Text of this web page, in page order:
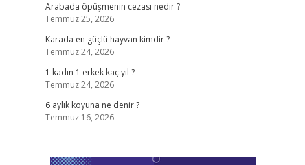
Arabada öpüşmenin cezası nedir ?
Temmuz 25, 2026
Karada en güçlü hayvan kimdir ?
Temmuz 24, 2026
1 kadın 1 erkek kaç yıl ?
Temmuz 24, 2026
6 aylık koyuna ne denir ?
Temmuz 16, 2026